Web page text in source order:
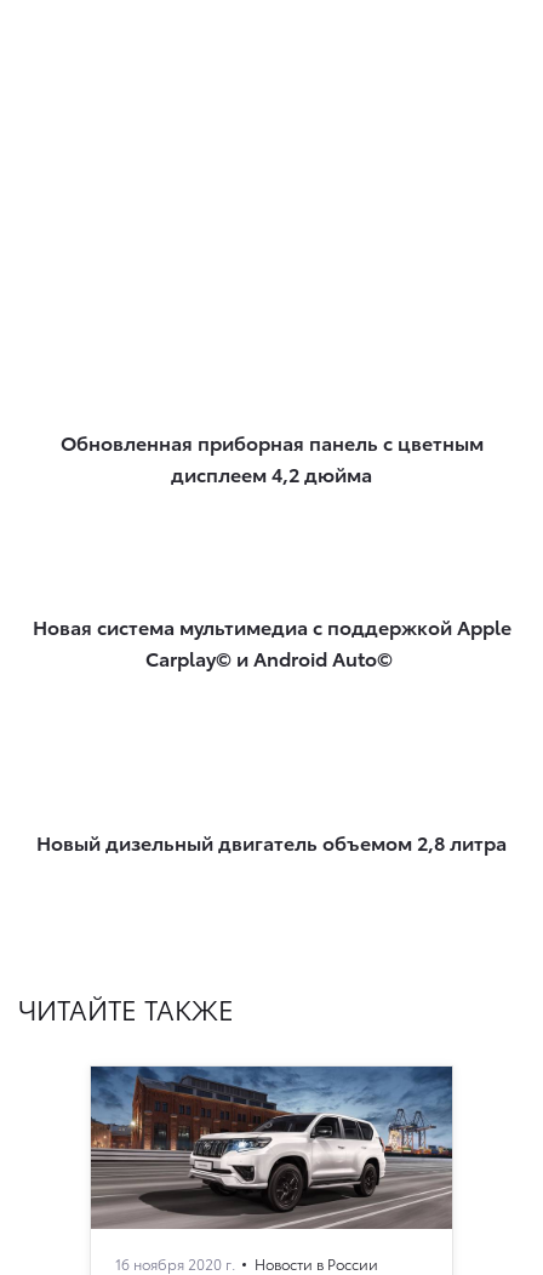
Обновленная приборная панель с цветным
дисплеем 4,2 дюйма
Новая система мультимедиа с поддержкой Apple
Carplay© и Android Auto​©
Новый дизельный двигатель объемом 2,8 литра
ЧИТАЙТЕ ТАКЖЕ
16 ноября 2020 г. Новости в России